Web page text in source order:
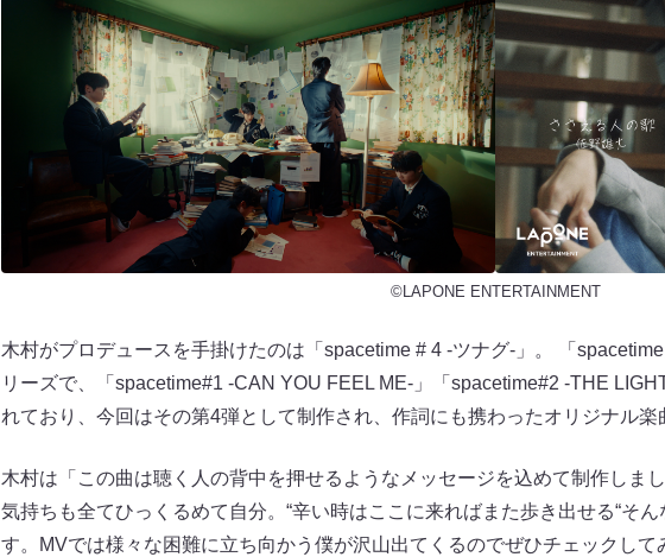
©LAPONE ENTERTAINMENT
木村がプロデュースを手掛けたのは「spacetime # 4 -ツナグ-」。 「
リーズで、「spacetime#1 -CAN YOU FEEL ME-」「spacetime#2 -THE
れており、今回はその第4弾として制作され、作詞にも携わったオリジナル楽
木村は「この曲は聴く人の背中を押せるようなメッセージを込めて制作しま
気持ちも全てひっくるめて自分。“辛い時はここに来ればまた歩き出せる“そ
す。MVでは様々な困難に立ち向かう僕が沢山出てくるのでぜひチェックして